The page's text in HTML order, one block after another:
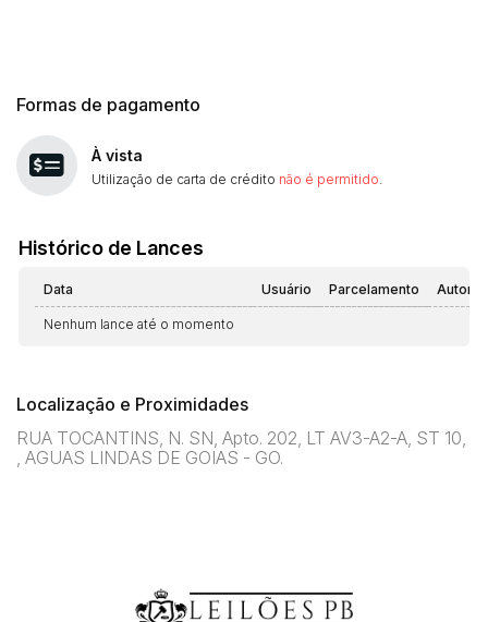
Formas de pagamento
À vista
Utilização de carta de crédito não é permitido
Histórico de Lances
Data Usuário Parcelamento
Nenhum lance até o momento
Localização e Proximidades
RUA TOCANTINS, N. SN, Apto. 202, LT AV3-A2-A, ST 10,
, AGUAS LINDAS DE GOIAS - GO.